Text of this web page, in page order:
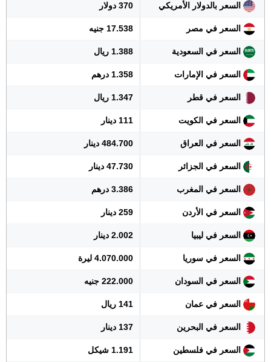
السعر بالدولار الأمريكي 370 دولار
السعر في مصر 17.538 جنيه
السعر في السعودية 1.388 ريال
السعر في الإمارات 1.358 درهم
السعر في قطر 1.347 ريال
السعر في الكويت 111 دينار
السعر في العراق 484.700 دينار
السعر في الجزائر 47.730 دينار
السعر في المغرب 3.386 درهم
السعر في الأردن 259 دينار
السعر في ليبيا 2.002 دينار
السعر في سوريا 4.070.000 ليرة
السعر في السودان 222.000 جنيه
السعر في عمان 141 ريال
السعر في البحرين 137 دينار
السعر في فلسطين 1.191 شيكل